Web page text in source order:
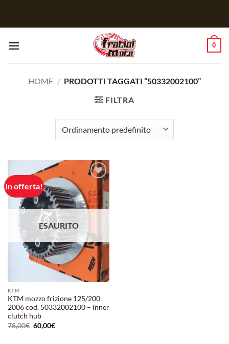
0
HOME / PRODOTTI TAGGATI “50332002100”
FILTRA
In offerta!
Aggiungi
alla lista
dei
desideri
ESAURITO
KTM
KTM mozzo frizione 125/200
2006 cod. 50332002100 – inner
clutch hub
78,00€ Il
prezzo
60,00€Il